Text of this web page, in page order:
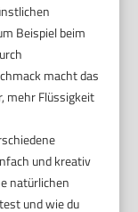
Beispiel beim
macht das
mehr Flüssigkeit
und kreativ
natürlichen
und wie du